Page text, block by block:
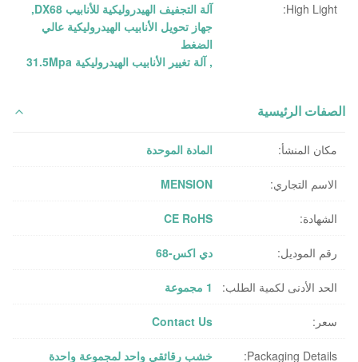
High Light: آلة التجفيف الهيدروليكية للأنابيب DX68
,
جهاز تحويل الأنابيب الهيدروليكية عالي
الضغط
,آلة تغيير الأنابيب الهيدروليكية 31.5Mpa
الصفات الرئيسية
مكان المنشأ: المادة الموحدة
الاسم التجاري: MENSION
الشهادة: CE RoHS
رقم الموديل: دي اكس-68
الحد الأدنى لكمية الطلب: 1 مجموعة
سعر: Contact Us
Packaging Details: خشب رقائقي واحد لمجموعة واحدة